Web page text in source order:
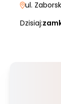
ul.
Dzisiaj: